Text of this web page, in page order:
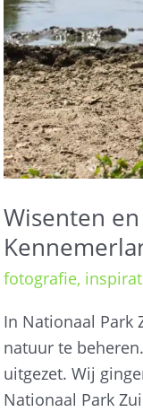
Wisenten
fotografie,
In Nationaal Park
natuur te
uitgezet. Wij
Nationaal Park